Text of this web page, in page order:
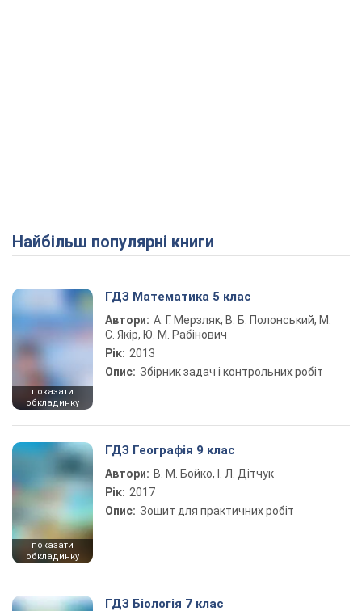
Найбільш популярні книги
показати
обкладинку
ГДЗ Математика 5 клас
Автори: А. Г. Мерзляк, В. Б. Полонський, М.
С. Якір, Ю. М. Рабінович
Рік: 2013
Опис: Збірник задач і контрольних робіт
показати
обкладинку
ГДЗ Географія 9 клас
Автори: В. М. Бойко, І. Л. Дітчук
Рік: 2017
Опис: Зошит для практичних робіт
ГДЗ Біологія 7 клас